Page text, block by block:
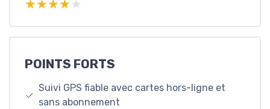
★★★★★
★★★★★
POINTS FORTS
Suivi GPS fiable avec cartes hors-ligne et
sans abonnement